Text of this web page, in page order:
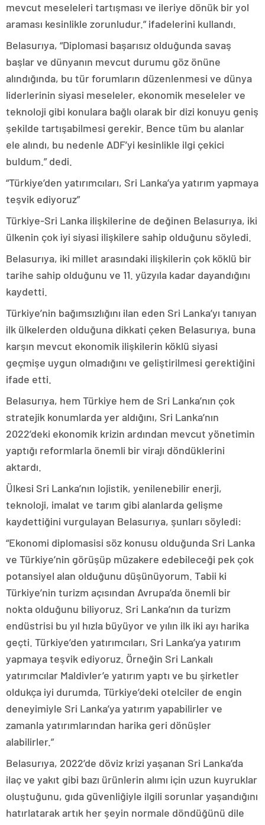
mevcut meseleleri tartışması ve ileriye dönük bir yol
araması kesinlikle zorunludur.” ifadelerini kullandı.
Belasurıya, “Diplomasi başarısız olduğunda savaş
başlar ve dünyanın mevcut durumu göz önüne
alındığında, bu tür forumların düzenlenmesi ve dünya
liderlerinin siyasi meseleler, ekonomik meseleler ve
teknoloji gibi konulara bağlı olarak bir dizi konuyu geniş
şekilde tartışabilmesi gerekir. Bence tüm bu alanlar
ele alındı, bu nedenle ADF’yi kesinlikle ilgi çekici
buldum.” dedi.
“Türkiye’den yatırımcıları, Sri Lanka’ya yatırım yapmaya
teşvik ediyoruz”
Türkiye-Sri Lanka ilişkilerine de değinen Belasurıya, iki
ülkenin çok iyi siyasi ilişkilere sahip olduğunu söyledi.
Belasurıya, iki millet arasındaki ilişkilerin çok köklü bir
tarihe sahip olduğunu ve 11. yüzyıla kadar dayandığını
kaydetti.
Türkiye’nin bağımsızlığını ilan eden Sri Lanka’yı tanıyan
ilk ülkelerden olduğuna dikkati çeken Belasurıya, buna
karşın mevcut ekonomik ilişkilerin köklü siyasi
geçmişe uygun olmadığını ve geliştirilmesi gerektiğini
ifade etti.
Belasurıya, hem Türkiye hem de Sri Lanka’nın çok
stratejik konumlarda yer aldığını, Sri Lanka’nın
2022’deki ekonomik krizin ardından mevcut yönetimin
yaptığı reformlarla önemli bir virajı döndüklerini
aktardı.
Ülkesi Sri Lanka’nın lojistik, yenilenebilir enerji,
teknoloji, imalat ve tarım gibi alanlarda gelişme
kaydettiğini vurgulayan Belasurıya, şunları söyledi:
“Ekonomi diplomasisi söz konusu olduğunda Sri Lanka
ve Türkiye’nin görüşüp müzakere edebileceği pek çok
potansiyel alan olduğunu düşünüyorum. Tabii ki
Türkiye’nin turizm açısından Avrupa’da önemli bir
nokta olduğunu biliyoruz. Sri Lanka’nın da turizm
endüstrisi bu yıl hızla büyüyor ve yılın ilk iki ayı harika
geçti. Türkiye’den yatırımcıları, Sri Lanka’ya yatırım
yapmaya teşvik ediyoruz. Örneğin Sri Lankalı
yatırımcılar Maldivler’e yatırım yaptı ve bu şirketler
oldukça iyi durumda, Türkiye’deki otelciler de engin
deneyimiyle Sri Lanka’ya yatırım yapabilirler ve
zamanla yatırımlarından harika geri dönüşler
alabilirler.”
Belasurıya, 2022’de döviz krizi yaşanan Sri Lanka’da
ilaç ve yakıt gibi bazı ürünlerin alımı için uzun kuyruklar
oluştuğunu, gıda güvenliğiyle ilgili sorunlar yaşandığını
hatırlatarak artık her şeyin normale döndüğünü dile